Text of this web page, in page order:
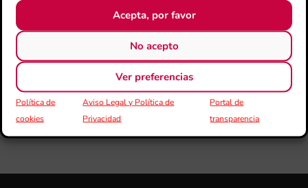
Acepta, por favor
No acepto
Ver preferencias
Política de
cookies
Aviso Legal y Política de
Privacidad
Portal de
transparencia